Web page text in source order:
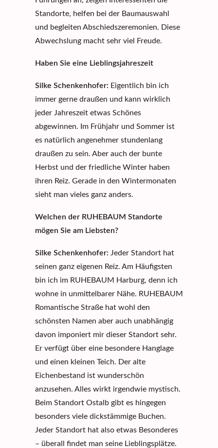
Standorte, helfen bei der Baumauswahl
und begleiten Abschiedszeremonien. Diese
Abwechslung macht sehr viel Freude.
Haben Sie eine Lieblingsjahreszeit
Silke Schenkenhofer: Eigentlich bin ich
immer gerne draußen und kann wirklich
jeder Jahreszeit etwas Schönes
abgewinnen. Im Frühjahr und Sommer ist
es natürlich angenehmer stundenlang
draußen zu sein. Aber auch der bunte
Herbst und der friedliche Winter haben
ihren Reiz. Gerade in den Wintermonaten
sieht man vieles ganz anders.
Welchen der RUHEBAUM Standorte
mögen Sie am Liebsten?
Silke Schenkenhofer: Jeder Standort hat
seinen ganz eigenen Reiz. Am Häufigsten
bin ich im RUHEBAUM Harburg, denn ich
wohne in unmittelbarer Nähe. RUHEBAUM
Romantische Straße hat wohl den
schönsten Namen aber auch unabhängig
davon imponiert mir dieser Standort sehr.
Er verfügt über eine besondere Hanglage
und einen kleinen Teich. Der alte
Eichenbestand ist wunderschön
anzusehen. Alles wirkt irgendwie mystisch.
Beim Standort Ostalb gibt es hingegen
besonders viele dickstämmige Buchen.
Jeder Standort hat also etwas Besonderes
– überall findet man seine Lieblingsplätze.